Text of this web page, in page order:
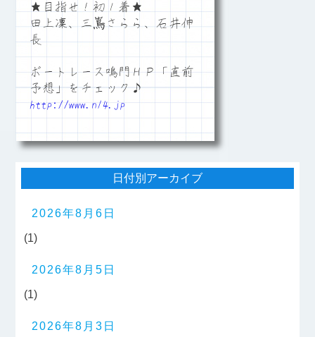
★目指せ！初１着★
田上凜、三嶌さらら、石井伸
長
ボートレース鳴門ＨＰ「直前
予想」をチェック♪
http://www.n14.jp
日付別アーカイブ
2026年8月6日
(1)
2026年8月5日
(1)
2026年8月3日